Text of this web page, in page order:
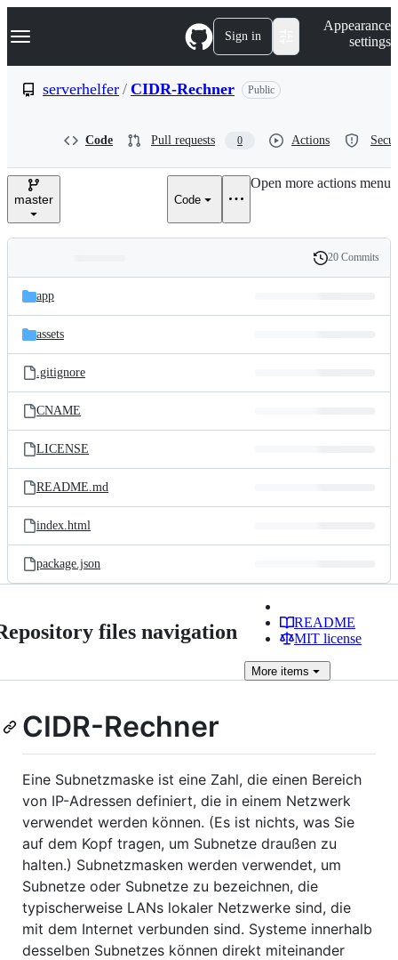
k
p
e
Navigation Menu Sign in
Appearance
settings
serverhelfer / CIDR-Rechner Public
Code Pull requests 0 Actions
master Code
Open more actions menu
and
files
Latest
commit
History
20 Commits
app
assets
.gitignore
CNAME
LICENSE
README.md
index.html
package.json
files navigation
README
MIT license
More items
CIDR-Rechner
Eine Subnetzmaske ist eine Zahl, die einen Bereich
von IP-Adressen definiert, die in einem Netzwerk
verwendet werden können. (Es ist nichts, was Sie
auf dem Kopf tragen, um Subnetze draußen zu
halten.) Subnetzmasken werden verwendet, um
Subnetze oder Subnetze zu bezeichnen, die
typischerweise LANs lokaler Netzwerke sind, die
mit dem Internet verbunden sind. Systeme innerhalb
desselben Subnetzes können direkt miteinander